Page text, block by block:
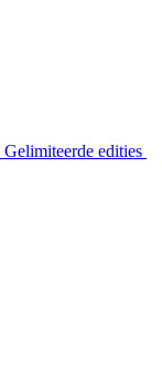
Gelimiteerde edities